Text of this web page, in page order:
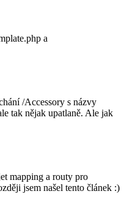
a
/Accessory s názvy
tak nějak upatlaně. Ale jak
mapping a routy pro
jsem našel tento článek :)